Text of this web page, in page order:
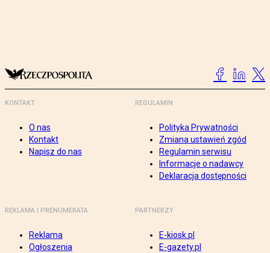
KONTAKT
O nas
Kontakt
Napisz do nas
REGULAMIN
Polityka Prywatności
Zmiana ustawień zgód
Regulamin serwisu
Informacje o nadawcy
Deklaracja dostępności
REKLAMA I PRENUMERATA
Reklama
Ogłoszenia
PARTNERZY
E-kiosk.pl
E-gazety.pl